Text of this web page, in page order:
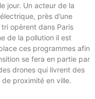
jour. Un acteur de la
près d’une
opèrent dans Paris
de la pollution il est
ces programmes afin
se fera en partie par
drones qui livrent des
proximité en ville.